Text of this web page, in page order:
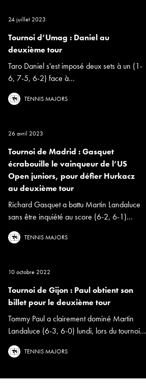
24 juillet 2023
Tournoi d’Umag : Daniel au
deuxième tour
Taro Daniel s'est imposé deux sets à un (1-
6, 7-5, 6-2) face à...
TENNIS MAJORS
26 avril 2023
Tournoi de Madrid : Gasquet
écrabouille le vainqueur de l’US
Open juniors, pour défier Hurkacz
au deuxième tour
Richard Gasquet a battu Martin Landaluce
sans être inquiété au score (6-2, 6-1)...
TENNIS MAJORS
10 octobre 2022
Tournoi de Gijon : Paul obtient son
billet pour le deuxième tour
Tommy Paul a clairement dominé Martin
Landaluce (6-3, 6-0) lundi, lors du tournoi...
TENNIS MAJORS